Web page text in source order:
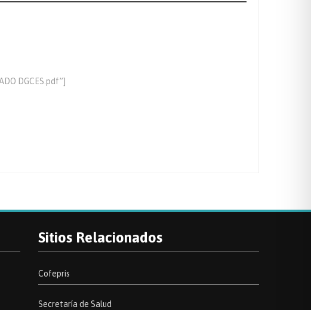
DGCES.pdf”]
Sitios Relacionados
Cofepris
Secretaría de Salud